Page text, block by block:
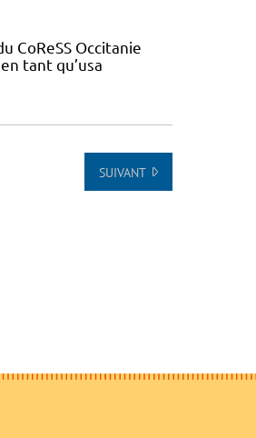
CoReSS Occitanie
tant qu’usa
SUIVANT